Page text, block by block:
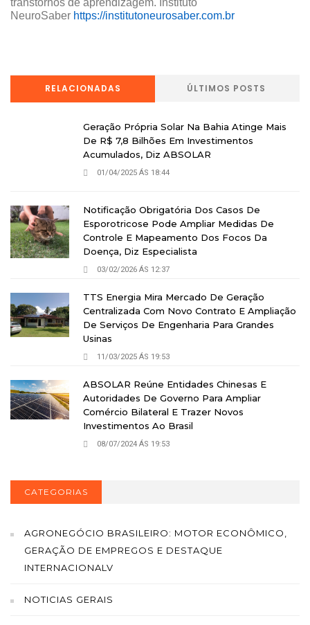
transtornos de aprendizagem. Instituto
NeuroSaber https://institutoneurosaber.com.br
RELACIONADAS ÚLTIMOS POSTS
Geração Própria Solar Na Bahia Atinge Mais
De R$ 7,8 Bilhões Em Investimentos
Acumulados, Diz ABSOLAR
01/04/2025 ÁS 18:44
Notificação Obrigatória Dos Casos De
Esporotricose Pode Ampliar Medidas De
Controle E Mapeamento Dos Focos Da
Doença, Diz Especialista
03/02/2026 ÁS 12:37
TTS Energia Mira Mercado De Geração
Centralizada Com Novo Contrato E Ampliação
De Serviços De Engenharia Para Grandes
Usinas
11/03/2025 ÁS 19:53
ABSOLAR Reúne Entidades Chinesas E
Autoridades De Governo Para Ampliar
Comércio Bilateral E Trazer Novos
Investimentos Ao Brasil
08/07/2024 ÁS 19:53
CATEGORIAS
AGRONEGÓCIO BRASILEIRO: MOTOR ECONÔMICO,
GERAÇÃO DE EMPREGOS E DESTAQUE
INTERNACIONALV
NOTICIAS GERAIS